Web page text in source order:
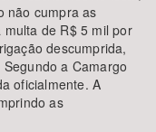
não cumpra as
de R$ 5 mil por
descumprida,
a Camargo
oficialmente. A
as